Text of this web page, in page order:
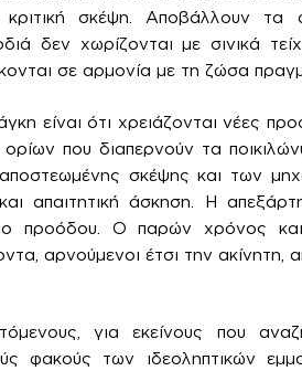
σκέψη. Αποβάλλουν τα
δεν χωρίζονται με σινικά
σε αρμονία με τη ζώσα
είναι ότι χρειάζονται νέες
που διαπερνούν τα
σκέψης και των
απαιτητική άσκηση. Η
προόδου. Ο παρών χρόνος
αρνούμενοι έτσι την ακίνητη,
για εκείνους που
φακούς των ιδεοληπτικών